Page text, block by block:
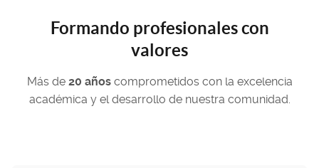
Formando profesionales con
valores
Más de 20 añoscomprometidos con la excelencia
académica y el desarrollo de nuestra comunidad.